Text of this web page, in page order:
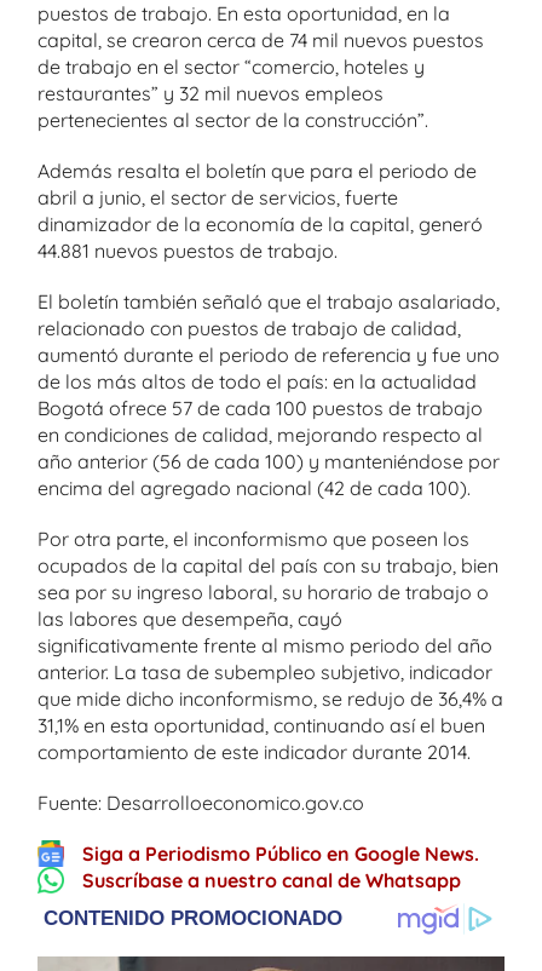
puestos de trabajo. En esta oportunidad, en la
capital, se crearon cerca de 74 mil nuevos puestos
de trabajo en el sector “comercio, hoteles y
restaurantes” y 32 mil nuevos empleos
pertenecientes al sector de la construcción”.
Además resalta el boletín que para el periodo de
abril a junio, el sector de servicios, fuerte
dinamizador de la economía de la capital, generó
44.881 nuevos puestos de trabajo.
El boletín también señaló que el trabajo asalariado,
relacionado con puestos de trabajo de calidad,
aumentó durante el periodo de referencia y fue uno
de los más altos de todo el país: en la actualidad
Bogotá ofrece 57 de cada 100 puestos de trabajo
en condiciones de calidad, mejorando respecto al
año anterior (56 de cada 100) y manteniéndose por
encima del agregado nacional (42 de cada 100).
Por otra parte, el inconformismo que poseen los
ocupados de la capital del país con su trabajo, bien
sea por su ingreso laboral, su horario de trabajo o
las labores que desempeña, cayó
significativamente frente al mismo periodo del año
anterior. La tasa de subempleo subjetivo, indicador
que mide dicho inconformismo, se redujo de 36,4% a
31,1% en esta oportunidad, continuando así el buen
comportamiento de este indicador durante 2014.
Fuente: Desarrolloeconomico.gov.co
Siga a Periodismo Público en Google News.
Suscríbase a nuestro canal de Whatsapp